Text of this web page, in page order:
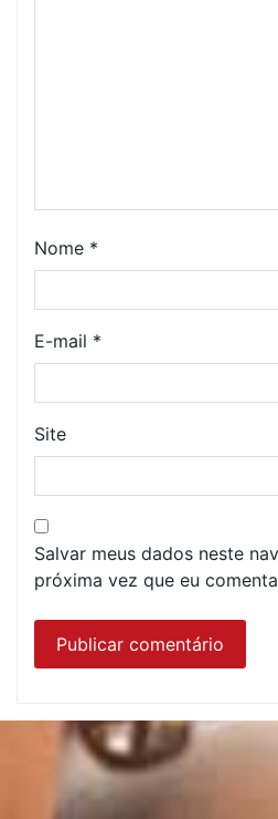
Nome *
E-mail *
Site
Salvar meus dados neste
próxima vez que eu